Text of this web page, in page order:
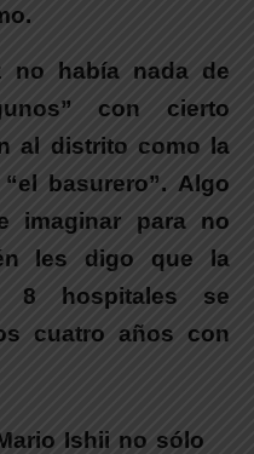
no había nada de
con cierto
al distrito como la
basurero”. Algo
imaginar para no
les digo que la
8 hospitales se
cuatro años con
Ishii no sólo